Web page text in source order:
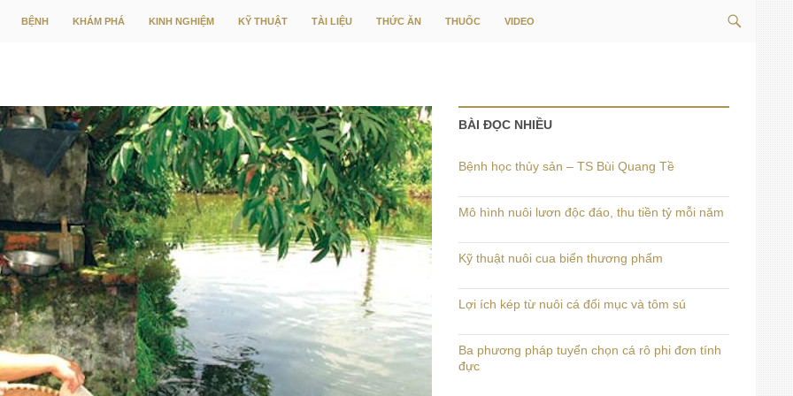
kiếm
BỆNH
KHÁM PHÁ KINH NGHIỆM KỸ THUẬT TÀI LIỆU THỨC ĂN THUỐC VIDEO
BÀI ĐỌC NHIỀU
Bệnh học thủy sản – TS Bùi Quang Tề
Mô hình nuôi lươn độc đáo, thu tiền tỷ mỗi năm
Kỹ thuật nuôi cua biển thương phẩm
Lợi ích kép từ nuôi cá đối mục và tôm sú
Ba phương pháp tuyển chọn cá rô phi đơn tính
đực